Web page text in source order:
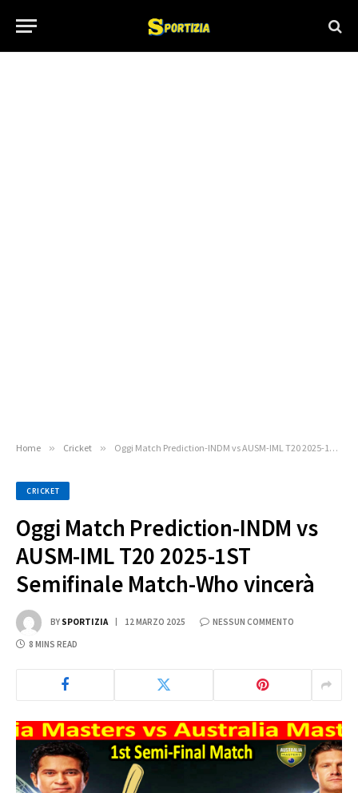
Home » Cricket » Oggi Match Prediction-INDM vs AUSM-IML T20 2025-1ST Semifinale Match-Who vincerà
CRICKET
Oggi Match Prediction-INDM vs
AUSM-IML T20 2025-1ST
Semifinale Match-Who vincerà
BY SPORTIZIA 12 MARZO 2025 NESSUN COMMENTO
8 MINS READ